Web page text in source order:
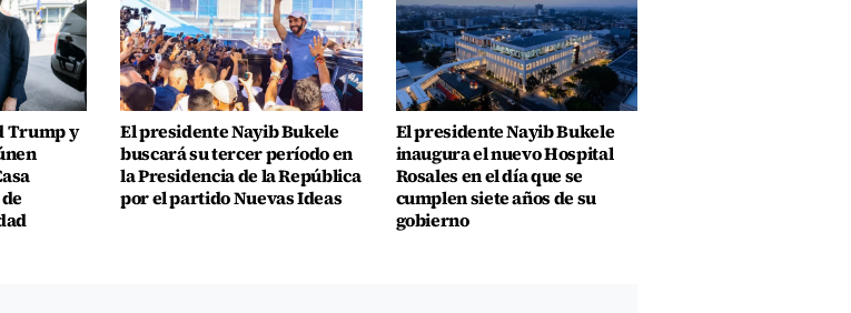
Trump y
El presidente Nayib Bukele
buscará su tercer período en
la Presidencia de la República
por el partido Nuevas Ideas
El presidente Nayib Bukele
inaugura el nuevo Hospital
Rosales en el día que se
cumplen siete años de su
gobierno